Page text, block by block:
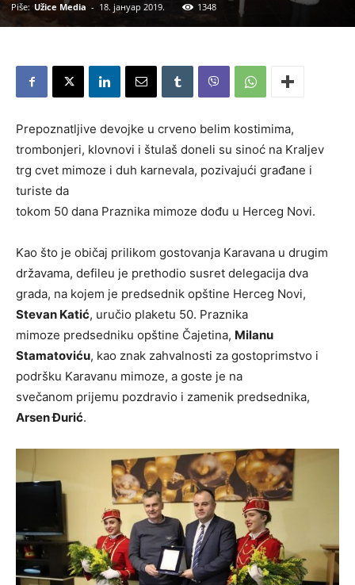
Piše: Užice Media - 18. јануар 2019. 1348
Prepoznatljive devojke u crveno belim kostimima,
trombonjeri, klovnovi i štulaš doneli su sinoć na Kraljev
trg cvet mimoze i duh karnevala, pozivajući građane i
turiste da
tokom 50 dana Praznika mimoze dođu u Herceg Novi.
Kao što je običaj prilikom gostovanja Karavana u drugim
državama, defileu je prethodio susret delegacija dva
grada, na kojem je predsednik opštine Herceg Novi,
Stevan Katić, uručio plaketu 50. Praznika
mimoze predsedniku opštine Čajetina, Milanu
Stamatoviću, kao znak zahvalnosti za gostoprimstvo i
podršku Karavanu mimoze, a goste je na
svečanom prijemu pozdravio i zamenik predsednika,
Arsen Đurić.